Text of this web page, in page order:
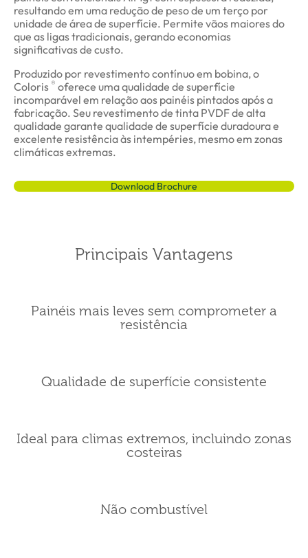
resultando em uma redução de peso de um terço por
unidade de área de superfície. Permite vãos maiores do
que as ligas tradicionais, gerando economias
significativas de custo.
Produzido por revestimento contínuo em bobina, o
Coloris ® oferece uma qualidade de superfície
incomparável em relação aos painéis pintados após a
fabricação. Seu revestimento de tinta PVDF de alta
qualidade garante qualidade de superfície duradoura e
excelente resistência às intempéries, mesmo em zonas
climáticas extremas.
Download Brochure
Principais Vantagens
Painéis mais leves sem comprometer a
resistência
Qualidade de superfície consistente
Ideal para climas extremos, incluindo zonas
costeiras
Não combustível